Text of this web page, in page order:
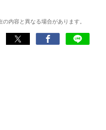
。ゲーム開発者を目指した経験
々に伝えるためゲームライタ
内容と異なる場合があります。